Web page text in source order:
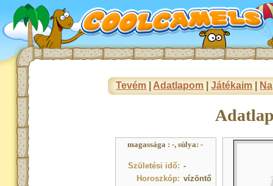
Tevém Adatlapom |Játékaim
magassága : -, súlya: -
Születési idő: -
Horoszkóp: vízöntő